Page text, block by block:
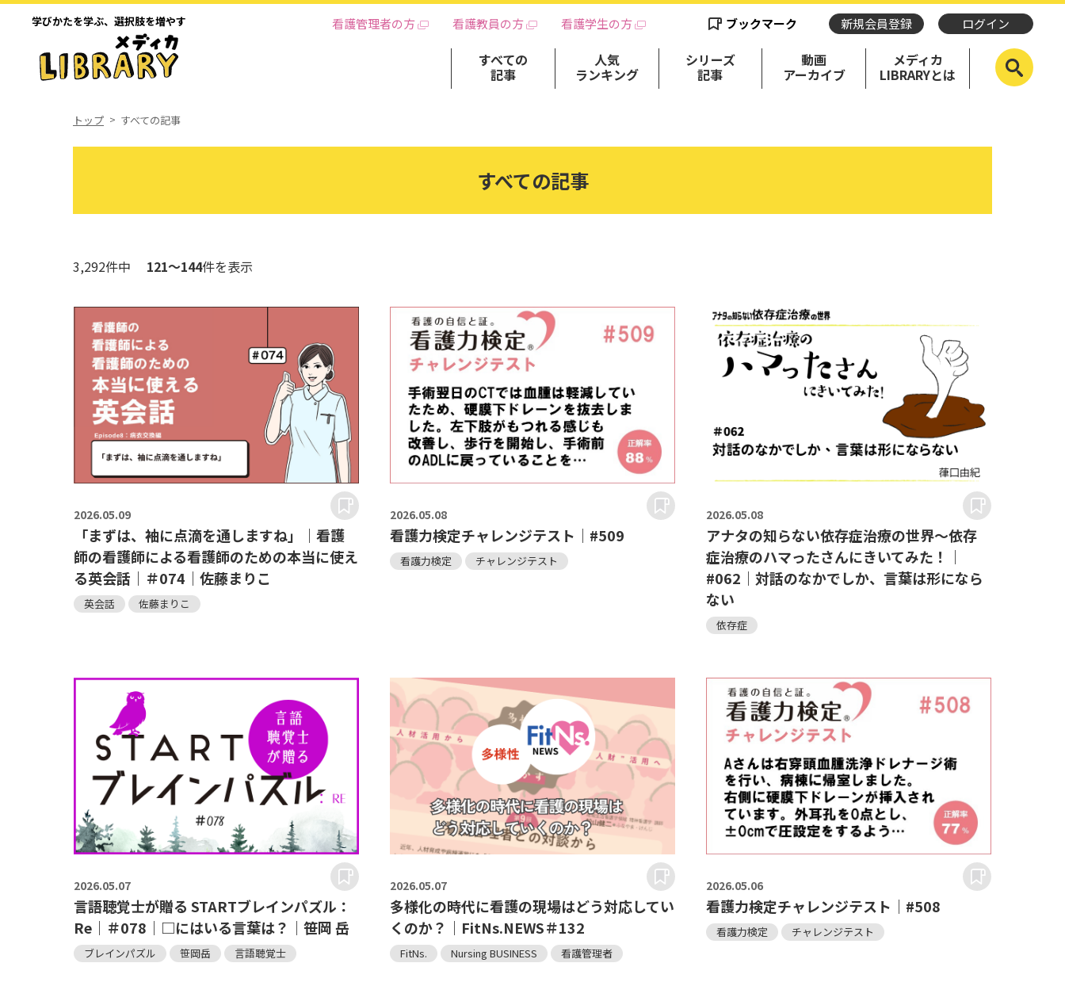
学びかたを学ぶ、 選択肢を増やす 看護管理者の方 看護教員の方 看護学生の方 ブックマーク 新規会員登録 ログイン
すべての
記事
人気
ランキング
シリーズ
記事
動画
アーカイブ
メディカ
LIBRARYとは
トップ すべての記事
すべての記事
3,292件中 121～144件を表示
2026.05.09
「まずは、袖に点滴を通しますね」｜看護
師の看護師による看護師のための本当に使え
る英会話｜＃074｜佐藤まりこ
英会話 佐藤まりこ
2026.05.08
看護力検定チャレンジテスト｜#509
看護力検定 チャレンジテスト
2026.05.08
アナタの知らない依存症治療の世界～依存
症治療のハマったさんにきいてみた！｜
#062｜対話のなかでしか、言葉は形になら
ない
依存症
2026.05.07
言語聴覚士が贈る STARTブレインパズル：
Re｜＃078｜□にはいる言葉は？｜笹岡 岳
ブレインパズル 笹岡岳 言語聴覚士
2026.05.07
多様化の時代に看護の現場はどう対応してい
くのか？｜FitNs.NEWS＃132
FitNs. Nursing BUSINESS 看護管理者
2026.05.06
看護力検定チャレンジテスト｜#508
看護力検定 チャレンジテスト